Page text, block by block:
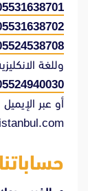
وللغة
أو عبر الإيميل